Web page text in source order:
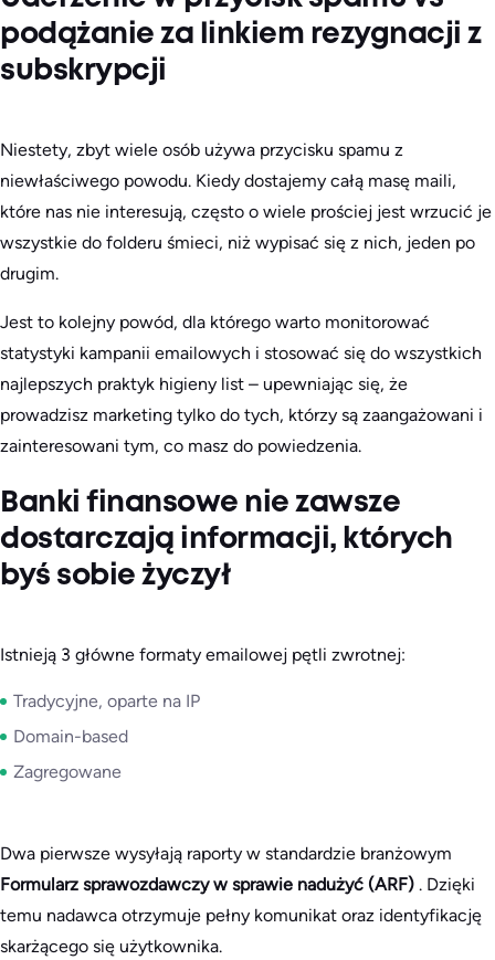
podążanie za linkiem rezygnacji z
subskrypcji
Niestety, zbyt wiele osób używa przycisku spamu z
niewłaściwego powodu. Kiedy dostajemy całą masę maili,
które nas nie interesują, często o wiele prościej jest wrzucić je
wszystkie do folderu śmieci, niż wypisać się z nich, jeden po
drugim.
Jest to kolejny powód, dla którego warto monitorować
statystyki kampanii emailowych i stosować się do wszystkich
najlepszych praktyk higieny list – upewniając się, że
prowadzisz marketing tylko do tych, którzy są zaangażowani i
zainteresowani tym, co masz do powiedzenia.
Banki finansowe nie zawsze
dostarczają informacji, których
byś sobie życzył
Istnieją 3 główne formaty emailowej pętli zwrotnej:
Tradycyjne, oparte na IP
Domain-based
Zagregowane
Dwa pierwsze wysyłają raporty w standardzie branżowym
Formularz sprawozdawczy w sprawie nadużyć (ARF) . Dzięki
temu nadawca otrzymuje pełny komunikat oraz identyfikację
skarżącego się użytkownika.